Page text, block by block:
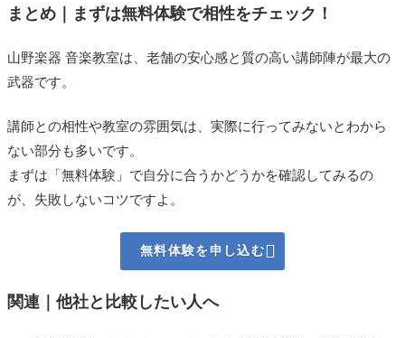
しく、それでいて音楽の基本から学ばせてくれます。何よ
えているのが良いと思っています。我が家は引っ越しの予
定はありませんが、系列の教室がいくつかあるというのも
20代女性
大人の管楽器レッスンのスケジュールが充実しているの
で、自分の予定に合わせて曜日と時間を選ぶことができ良
かったです。個人レッスンとグループレッスンのコースも
あり両方体験しましたがグループレッスンでは他の人の音
たし、みんなで吹く楽しさがわかりました。個人レッスン
にはデメリットに感じました。またレベルが上がることで
ほかの習い事との掛け持ちが難しくなったのは残念でし
た。(家での練習量が増えたり、通う回数が増えるためです)
20代女性
先生はとても優しくて良い方なので子供も大好き。それは
良いことなのですが、やや甘え過ぎてしまっている部分も
あります。勿論子供がレッスンを嫌になってしまっては意
味がないので難しいところです。しかしもう少し師弟関係
た、時折親への配慮があるものの、普段は先生と子供のレ
ッスンという感じで親が気になることを言い出しにくいで
す。直接でなくてもいいので、もう少し意見交換できる環
まとめ｜まずは無料体験で相性をチェック！
山野楽器 音楽教室は、老舗の安心感と質の高い講師陣が最大の
武器です。
講師との相性や教室の雰囲気は、実際に行ってみないとわから
ない部分も多いです。
まずは「無料体験」で自分に合うかどうかを確認してみるの
が、失敗しないコツですよ。
無料体験を申し込む 
関連｜他社と比較したい人へ